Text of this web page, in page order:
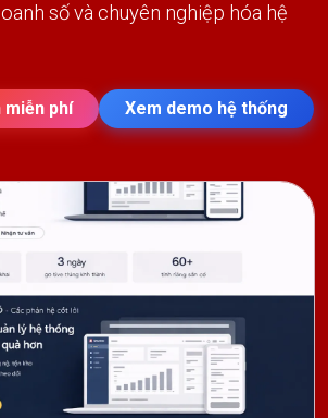
số và chuyên nghiệp hóa hệ
phí Xem demo hệ thống